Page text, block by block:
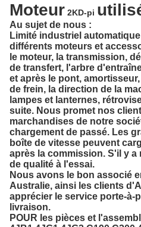
Moteur 2KD-pi
Au sujet de nous :
Limité industriel
différents moteurs et
le moteur, la transmission,
de transfert, l'arbre
et après le pont,
de frein, la direction de la
lampes et lanternes,
suite. Nous promet nos
marchandises de notre
chargement de passé. Les
boîte de vitesse peuvent
après la commission. S'il y
de qualité à l'essai.
Nous avons le bon associé
Australie, ainsi les clients
apprécier le service porte-à-
livraison.
POUR les pièces et